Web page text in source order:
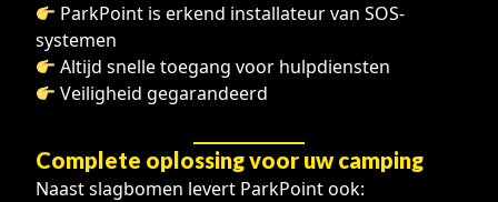
ParkPoint is erkend installateur van SOS-
systemen
Altijd snelle toegang voor hulpdiensten
Veiligheid gegarandeerd
Complete oplossing voor uw camping
Naast slagbomen levert ParkPoint ook: